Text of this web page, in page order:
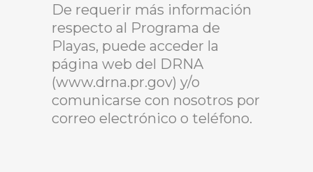
De requerir más información
respecto al Programa de
Playas, puede acceder la
página web del DRNA
(www.drna.pr.gov) y/o
comunicarse con nosotros por
correo electrónico o teléfono.